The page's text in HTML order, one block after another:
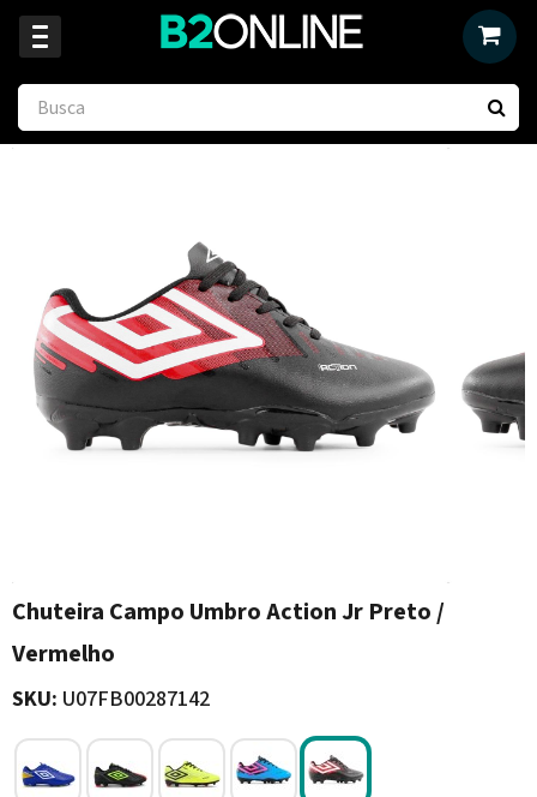
Chuteira Campo Umbro Action Jr Preto /
Vermelho
SKU: U07FB00287142